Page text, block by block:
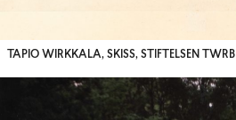
TAPIO WIRKKALA, SKISS, STIFTELSEN TWRB